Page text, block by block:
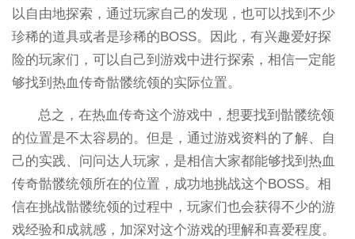
以自由地探索，通过玩家自己的发现，也可以找到不少
珍稀的道具或者是珍稀的BOSS。因此，有兴趣爱好探
险的玩家们，可以自己到游戏中进行探索，相信一定能
够找到热血传奇骷髅统领的实际位置。
总之，在热血传奇这个游戏中，想要找到骷髅统领
的位置是不太容易的。但是，通过游戏资料的了解、自
己的实践、问问达人玩家，是相信大家都能够找到热血
传奇骷髅统领所在的位置，成功地挑战这个BOSS。相
信在挑战骷髅统领的过程中，玩家们也会获得不少的游
戏经验和成就感，加深对这个游戏的理解和喜爱程度。